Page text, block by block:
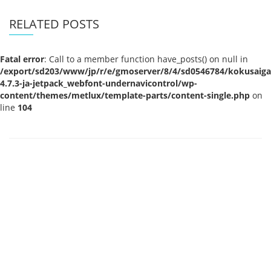
RELATED POSTS
Fatal error: Call to a member function have_posts() on null in
/export/sd203/www/jp/r/e/gmoserver/8/4/sd0546784/
4.7.3-ja-jetpack_webfont-undernavicontrol/wp-
content/themes/metlux/template-parts/content-single.php on
line 104